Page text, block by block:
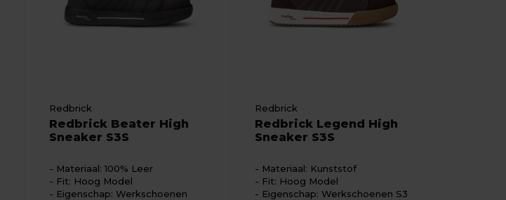
Redbrick
Redbrick Beater High
Sneaker S3S
Materiaal: 100% Leer
Fit: Hoog Model
Eigenschap: Werkschoenen
Redbrick
Redbrick Legend High
Sneaker S3S
Materiaal: Kunststof
Fit: Hoog Model
Eigenschap: Werkschoenen S3